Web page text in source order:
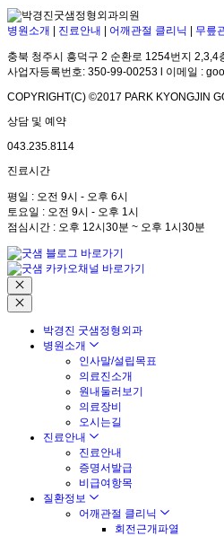
병원소개 진료안내 어깨관절 클리닉 무릎
충북 청주시 흥덕구 2 순환로 1254번지
사업자등록번호: 350-99-00253 l 이메일 :
COPYRIGHT(C) ©2017 PARK KYONGJIN
상담 및 예약
043.235.8114
진료시간
평일 : 오전 9시 - 오후 6시
토요일 : 오전 9시 - 오후 1시
점심시간 : 오후 12시30분 ~ 오후 1시30분
박경진 굿샘정형외과
병원소개
인사말/설립목표
의료진소개
원내둘러보기
의료장비
오시는길
진료안내
진료안내
증명서발급
비급여항목
질환정보
어깨관절 클리닉
회전근개파열